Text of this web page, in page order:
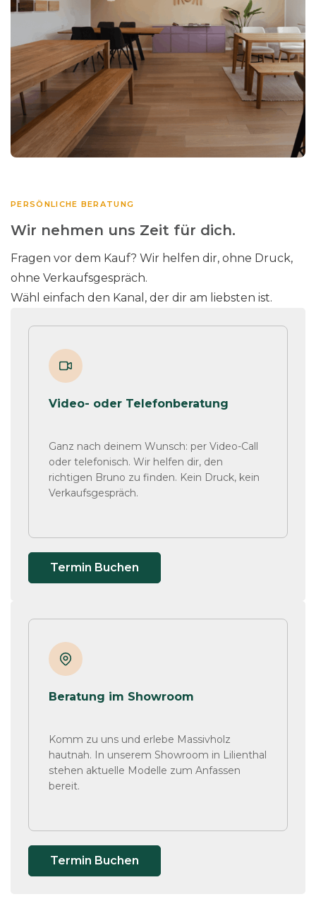
PERSÖNLICHE BERATUNG
Wir nehmen uns Zeit für dich.
Fragen vor dem Kauf? Wir helfen dir, ohne Druck,
ohne Verkaufsgespräch.
Wähl einfach den Kanal, der dir am liebsten ist.
Video- oder Telefonberatung
Ganz nach deinem Wunsch: per Video-Call
oder telefonisch. Wir helfen dir, den
richtigen Bruno zu finden. Kein Druck, kein
Verkaufsgespräch.
Termin Buchen
Beratung im Showroom
Komm zu uns und erlebe Massivholz
hautnah. In unserem Showroom in Lilienthal
stehen aktuelle Modelle zum Anfassen
bereit.
Termin Buchen